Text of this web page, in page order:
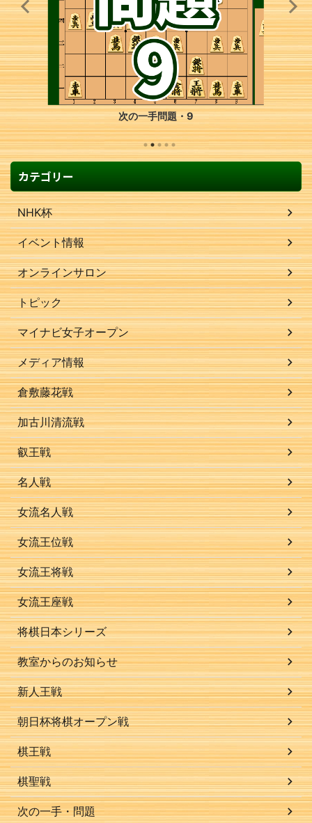
次の一手問題・9
カテゴリー
NHK杯
イベント情報
オンラインサロン
トピック
マイナビ女子オープン
メディア情報
倉敷藤花戦
加古川清流戦
叡王戦
名人戦
女流名人戦
女流王位戦
女流王将戦
女流王座戦
将棋日本シリーズ
教室からのお知らせ
新人王戦
朝日杯将棋オープン戦
棋王戦
棋聖戦
次の一手・問題